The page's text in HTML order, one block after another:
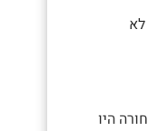
ואתה לא
היו